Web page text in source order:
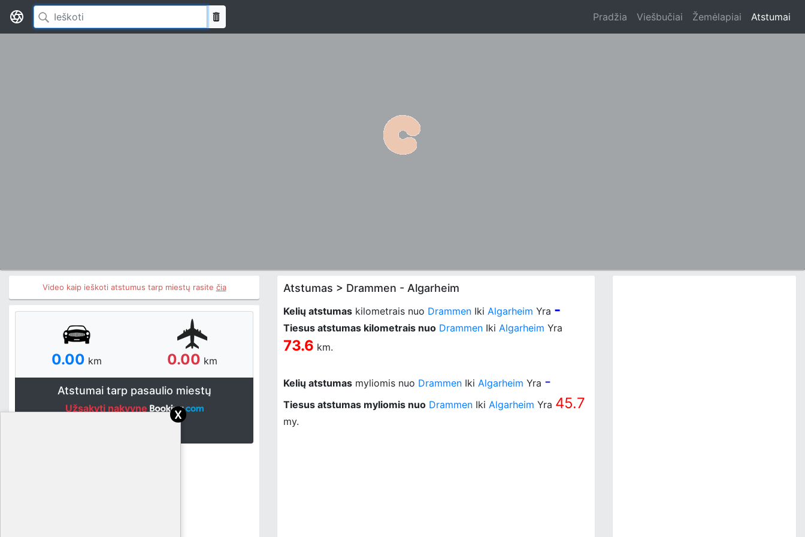
Pradžia Viešbučiai Žemėlapiai Atstumai
Video kaip ieškoti atstumus tarp miestų rasite čia
0.00 km 0.00 km
Atstumai tarp pasaulio miestų
Užsakyti nakvynę
Atstumas > Drammen - Algarheim
Kelių atstumas kilometrais nuo Drammen Iki Algarheim Yra -
Tiesus atstumas kilometrais nuo Drammen Iki Algarheim Yra
73.6 km.
Kelių atstumas myliomis nuo Drammen Iki Algarheim Yra -
Tiesus atstumas myliomis nuo Drammen Iki Algarheim Yra 45.7
my.
x